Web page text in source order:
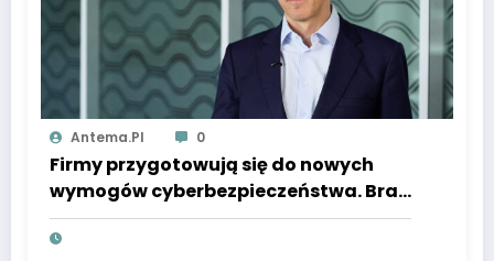
Antema.pl 0
Firmy przygotowują się do nowych
wymogów cyberbezpieczeństwa. Brak
schematu certyfikacji oraz
weryfikacja dostawców wśród